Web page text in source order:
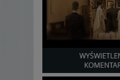
ustalamy główne
ewentualnych
W mojej pracy
Gwarantuję
udźwiękowienia.